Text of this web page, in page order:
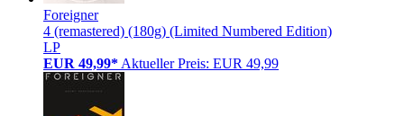
Foreigner
4 (remastered) (180g) (Limited Numbered Edition)
LP
EUR 49,99* Aktueller Preis: EUR 49,99